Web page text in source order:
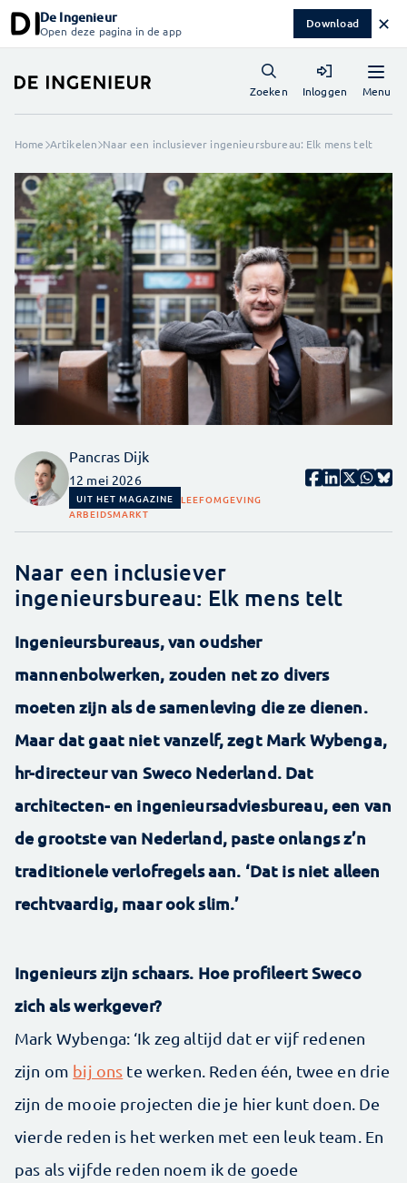
De Ingenieur
Open deze pagina in de app Download ✕
Menu
Zoeken Inloggen
Home Artikelen Naar een inclusiever ingenieursbureau: Elk mens telt
Pancras Dijk
12 mei 2026
UIT HET MAGAZINE LEEFOMGEVING
ARBEIDSMARKT
Naar een inclusiever
ingenieursbureau: Elk mens telt
Ingenieursbureaus, van oudsher
mannenbolwerken, zouden net zo divers
moeten zijn als de samenleving die ze dienen.
Maar dat gaat niet vanzelf, zegt Mark Wybenga,
hr-directeur van Sweco Nederland. Dat
architecten- en ingenieursadviesbureau, een van
de grootste van Nederland, paste onlangs z’n
traditionele verlofregels aan. ‘Dat is niet alleen
rechtvaardig, maar ook slim.’
Ingenieurs zijn schaars. Hoe profileert Sweco
zich als werkgever?
Mark Wybenga: ‘Ik zeg altijd dat er vijf redenen
zijn om bij ons te werken. Reden één, twee en drie
zijn de mooie projecten die je hier kunt doen. De
vierde reden is het werken met een leuk team. En
pas als vijfde reden noem ik de goede